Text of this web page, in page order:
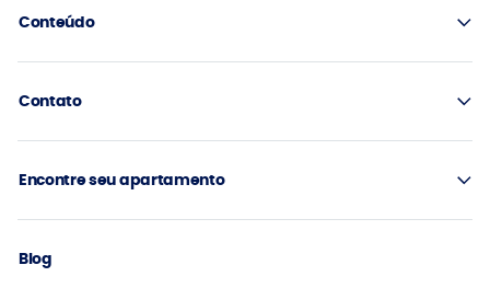
Conteúdo
Contato
Encontre seu apartamento
Blog